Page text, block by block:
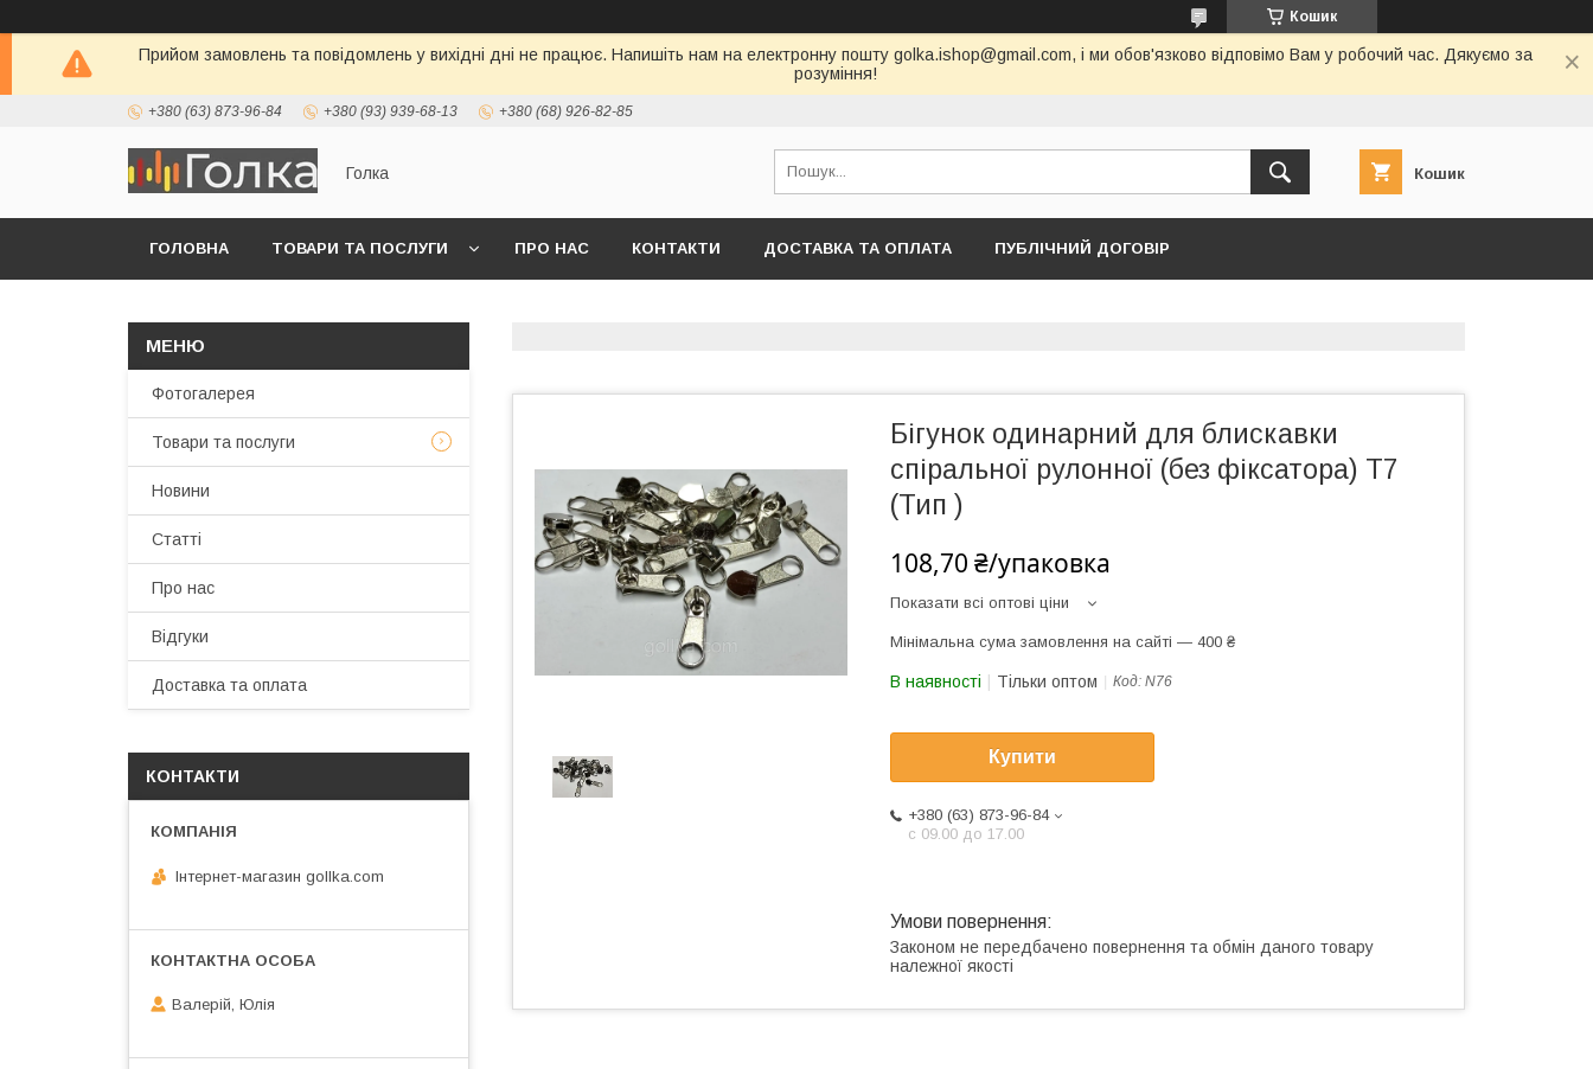
Кошик
Прийом замовлень та повідомлень у вихідні дні не працює. Напишіть нам на електронну пошту golka.ishop@gmail.com, і ми обов'язково відповімо Вам у робочий час. Дякуємо за
розуміння!
+380 (63) 873-96-84 +380 (93) 939-68-13 +380 (68) 926-82-85
Голка Кошик
ГОЛОВНА ТОВАРИ ТА ПОСЛУГИ ПРО НАС КОНТАКТИ ДОСТАВКА ТА ОПЛАТА ПУБЛІЧНИЙ ДОГОВІР
Бігунок одинарний для блискавки
спіральної рулонної (без фіксатора) Т7
(Тип )
108,70 ₴/упаковка
Показати всі оптові ціни
Мінімальна сума замовлення на сайті — 400 ₴
В наявності Тільки оптом Код: N76
Купити
+380 (63) 873-96-84
с 09.00 до 17.00
Законом не передбачено повернення та обмін даного товару
належної якості
Фотогалерея
Товари та послуги
Новини
Статті
Про нас
Відгуки
Доставка та оплата
КОНТАКТИ
Інтернет-магазин gollka.com
Валерій, Юлія